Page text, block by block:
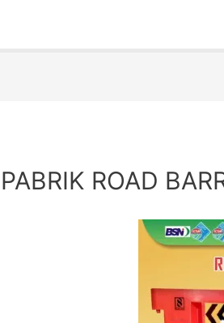
PABRIK ROAD